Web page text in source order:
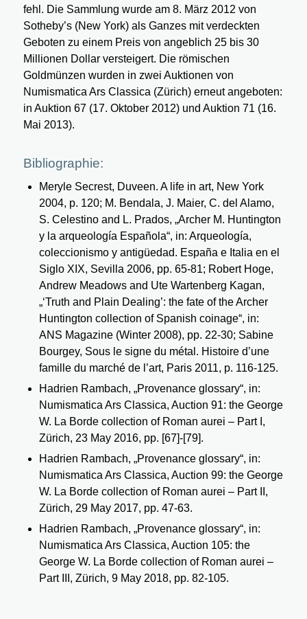
fehl. Die Sammlung wurde am 8. März 2012 von
Sotheby’s (New York) als Ganzes mit verdeckten
Geboten zu einem Preis von angeblich 25 bis 30
Millionen Dollar versteigert. Die römischen
Goldmünzen wurden in zwei Auktionen von
Numismatica Ars Classica (Zürich) erneut angeboten:
in Auktion 67 (17. Oktober 2012) und Auktion 71 (16.
Mai 2013).
Bibliographie:
Meryle Secrest, Duveen. A life in art, New York
2004, p. 120; M. Bendala, J. Maier, C. del Alamo,
S. Celestino and L. Prados, „Archer M. Huntington
y la arqueología Española“, in: Arqueología,
coleccionismo y antigüedad. España e Italia en el
Siglo XIX, Sevilla 2006, pp. 65-81; Robert Hoge,
Andrew Meadows and Ute Wartenberg Kagan,
„‘Truth and Plain Dealing’: the fate of the Archer
Huntington collection of Spanish coinage“, in:
ANS Magazine (Winter 2008), pp. 22-30; Sabine
Bourgey, Sous le signe du métal. Histoire d’une
famille du marché de l’art, Paris 2011, p. 116-125.
Hadrien Rambach, „Provenance glossary“, in:
Numismatica Ars Classica, Auction 91: the George
W. La Borde collection of Roman aurei – Part I,
Zürich, 23 May 2016, pp. [67]-[79].
Hadrien Rambach, „Provenance glossary“, in:
Numismatica Ars Classica, Auction 99: the George
W. La Borde collection of Roman aurei – Part II,
Zürich, 29 May 2017, pp. 47-63.
Hadrien Rambach, „Provenance glossary“, in:
Numismatica Ars Classica, Auction 105: the
George W. La Borde collection of Roman aurei –
Part III, Zürich, 9 May 2018, pp. 82-105.